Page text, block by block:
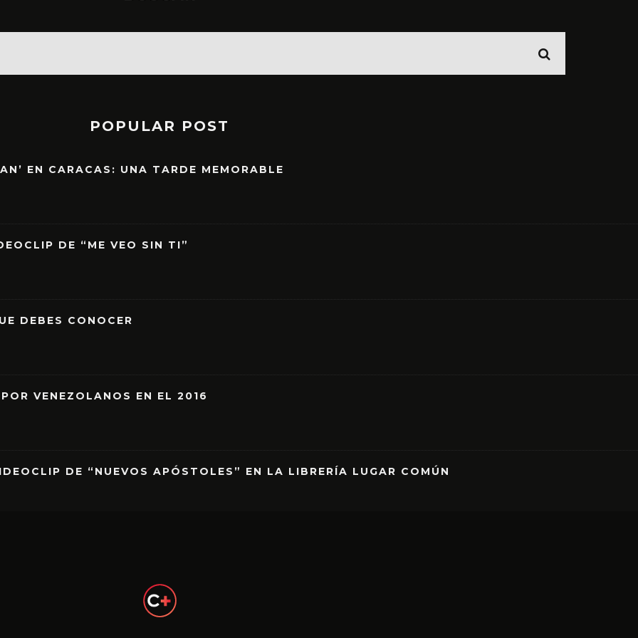
POPULAR POST
EN CARACAS: UNA TARDE MEMORABLE
DE “ME VEO SIN TI”
DEBES CONOCER
VENEZOLANOS EN EL 2016
DE “NUEVOS APÓSTOLES” EN LA LIBRERÍA LUGAR COMÚN